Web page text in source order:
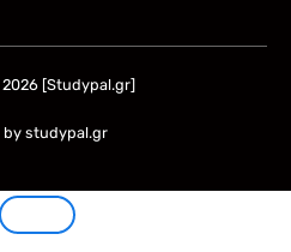
[Studypal.gr]
by studypal.gr